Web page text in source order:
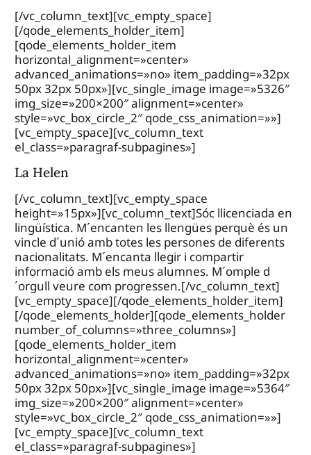
[/vc_column_text][vc_empty_space]
[/qode_elements_holder_item]
[qode_elements_holder_item
horizontal_alignment=»center»
advanced_animations=»no» item_padding=»32px
50px 32px 50px»][vc_single_image image=»5326″
img_size=»200×200″ alignment=»center»
style=»vc_box_circle_2″ qode_css_animation=»»]
[vc_empty_space][vc_column_text
el_class=»paragraf-subpagines»]
La Helen
[/vc_column_text][vc_empty_space
height=»15px»][vc_column_text]Sóc llicenciada en
lingüística. M´encanten les llengües perquè és un
vincle d´unió amb totes les persones de diferents
nacionalitats. M´encanta llegir i compartir
informació amb els meus alumnes. M´omple d
´orgull veure com progressen.[/vc_column_text]
[vc_empty_space][/qode_elements_holder_item]
[/qode_elements_holder][qode_elements_holder
number_of_columns=»three_columns»]
[qode_elements_holder_item
horizontal_alignment=»center»
advanced_animations=»no» item_padding=»32px
50px 32px 50px»][vc_single_image image=»5364″
img_size=»200×200″ alignment=»center»
style=»vc_box_circle_2″ qode_css_animation=»»]
[vc_empty_space][vc_column_text
el_class=»paragraf-subpagines»]